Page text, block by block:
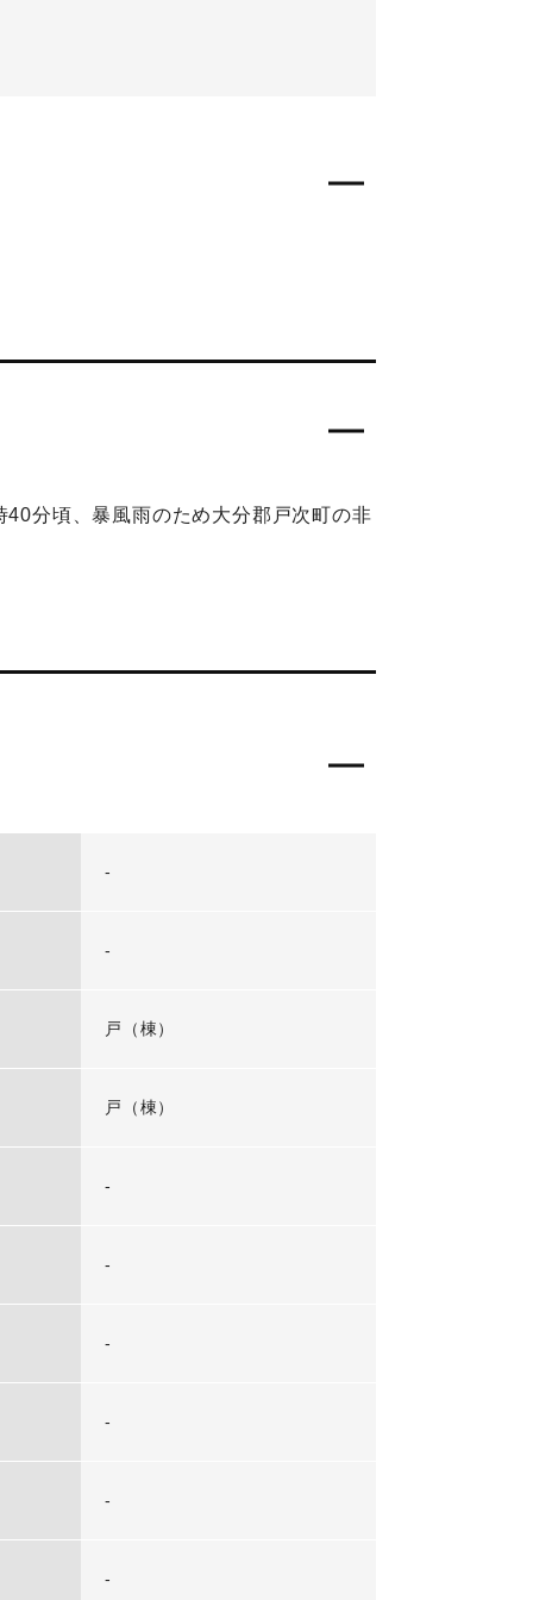
分頃、暴風雨のため大分郡戸次町の非
-
-
戸（棟）
戸（棟）
-
-
-
-
-
-